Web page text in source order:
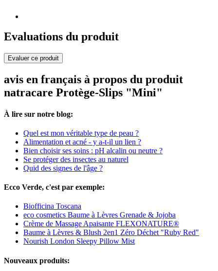
Evaluations du produit
Evaluer ce produit
avis en français à propos du produit
natracare Protège-Slips "Mini"
À lire sur notre blog:
Quel est mon véritable type de peau ?
Alimentation et acné - y a-t-il un lien ?
Bien choisir ses soins : pH alcalin ou neutre ?
Se protéger des insectes au naturel
Quid des signes de l'âge ?
Ecco Verde, c'est par exemple:
Biofficina Toscana
eco cosmetics Baume à Lèvres Grenade & Jojoba
Crème de Massage Apaisante FLEXONATURE®
Baume à Lèvres & Blush 2en1 Zéro Déchet "Ruby Red"
Nourish London Sleepy Pillow Mist
Nouveaux produits: